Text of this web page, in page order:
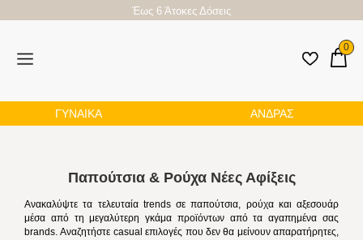
ΓΥΝΑΙΚΑ ΑΝΔΡΑΣ
0
Έως 6 Άτοκες Δόσεις
Παπούτσια & Ρούχα Νέες Αφίξεις
Ανακαλύψτε τα τελευταία trends σε παπούτσια, ρούχα και
αξεσουάρ μέσα από τη μεγαλύτερη γκάμα προϊόντων από τα
αγαπημένα σας brands. Αναζητήστε casual επιλογές που δεν θα